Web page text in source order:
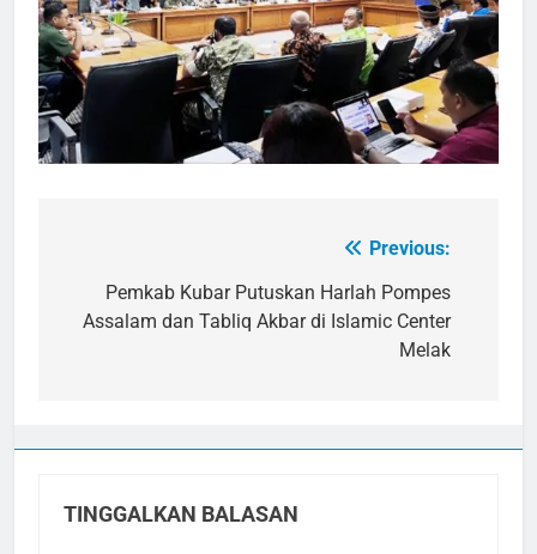
pos
Previous:
Pemkab Kubar Putuskan Harlah Pompes
Assalam dan Tabliq Akbar di Islamic Center
Melak
TINGGALKAN BALASAN